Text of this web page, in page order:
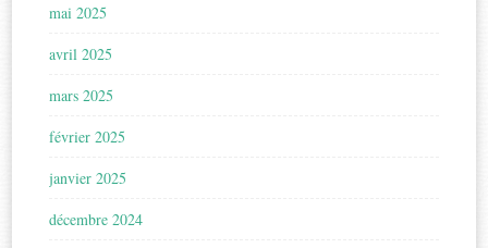
mai 2025
avril 2025
mars 2025
février 2025
janvier 2025
décembre 2024